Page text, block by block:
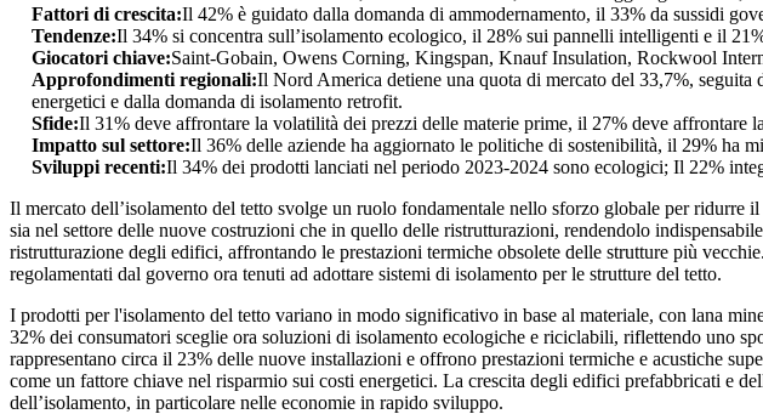
Fattori di crescita:Il 42% è guidato dalla domanda di ammodernamento, il 33% da sussidi
Tendenze:Il 34% si concentra sull’isolamento ecologico, il 28% sui pannelli intelligenti e il
Giocatori chiave:Saint-Gobain, Owens Corning, Kingspan, Knauf Insulation, Rockwool
Approfondimenti regionali:Il Nord America detiene una quota di mercato del 33,7%,
energetici e dalla domanda di isolamento retrofit.
Sfide:Il 31% deve affrontare la volatilità dei prezzi delle materie prime, il 27% deve affrontare
Impatto sul settore:Il 36% delle aziende ha aggiornato le politiche di sostenibilità, il 29% ha
Sviluppi recenti:Il 34% dei prodotti lanciati nel periodo 2023-2024 sono ecologici; Il 22%
Il mercato dell’isolamento del tetto svolge un ruolo fondamentale nello sforzo globale per ridurre
sia nel settore delle nuove costruzioni che in quello delle ristrutturazioni, rendendolo
ristrutturazione degli edifici, affrontando le prestazioni termiche obsolete delle strutture più
regolamentati dal governo ora tenuti ad adottare sistemi di isolamento per le strutture del tetto.
I prodotti per l'isolamento del tetto variano in modo significativo in base al materiale, con lana
32% dei consumatori sceglie ora soluzioni di isolamento ecologiche e riciclabili, riflettendo uno
rappresentano circa il 23% delle nuove installazioni e offrono prestazioni termiche e acustiche
come un fattore chiave nel risparmio sui costi energetici. La crescita degli edifici prefabbricati e
dell’isolamento, in particolare nelle economie in rapido sviluppo.